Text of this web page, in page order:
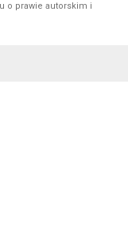
o prawie autorskim i